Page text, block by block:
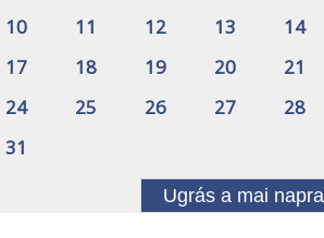
10
11 12 13 14
17
18 19 20 21
24
25 26 27 28
31
Ugrás a mai napra